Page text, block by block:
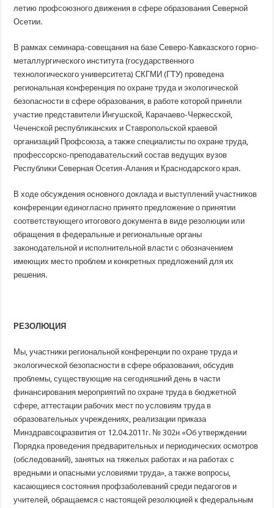
летию профсоюзного движения в сфере образования Северной
Осетии.
В рамках семинара-совещания на базе Северо-Кавказского горно-
металлургического института(государственного
технологического университета) СКГМИ (ГТУ) проведена
региональная конференция по охране труда и экологической
безопасности в сфере образования, в работе которой приняли
участие представители Ингушской, Карачаево-Черкесской,
Чеченской республиканских и Ставропольской краевой
организаций Профсоюза, а также специалисты по охране труда,
профессорско-преподавательский состав ведущих вузов
Республики Северная Осетия-Алания и Краснодарского края.
В ходе обсуждения основного доклада и выступлений участников
конференции единогласно принято предложение о принятии
соответствующего итогового документа в виде резолюции или
обращения в федеральные и региональные органы
законодательной и исполнительной власти с обозначением
имеющих место проблем и конкретных предложений для их
решения.
РЕЗОЛЮЦИЯ
Мы, участники региональной конференции по охране труда и
экологической безопасности в сфере образования, обсудив
проблемы, существующие на сегодняшний день в части
финансирования мероприятий по охране труда в бюджетной
сфере, аттестации рабочих мест по условиям труда в
образовательных учреждениях, реализации приказа
Минздравсоцразвития от 12.04.2011г. № 302н «Об утверждении
Порядка проведения предварительных и периодических осмотров
(обследований), занятых на тяжелых работах и на работах с
вредными и опасными условиями труда», а также вопросы,
касающиеся состояния профзаболеваний среди педагогов и
учителей, обращаемся с настоящей резолюцией к федеральным